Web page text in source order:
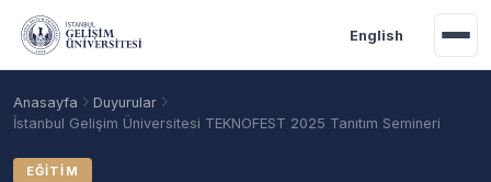
Ana içeriğe geç
English
Anasayfa
Duyurular
İstanbul Gelişim Üniversitesi TEKNOFEST 2025 Tanıtım Semineri
EĞITIM